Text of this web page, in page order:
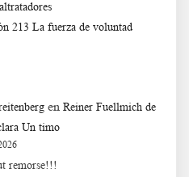
213 La fuerza de voluntad
en Reiner Fuellmich de
Un timo
remorse!!!